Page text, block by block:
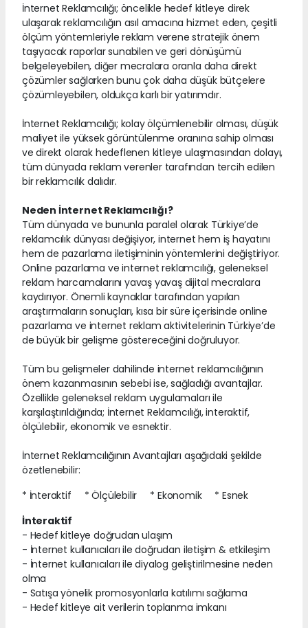
İnternet Reklamcılığı; öncelikle hedef kitleye direk
ulaşarak reklamcılığın asıl amacına hizmet eden, çeşitli
ölçüm yöntemleriyle reklam verene stratejik önem
taşıyacak raporlar sunabilen ve geri dönüşümü
belgeleyebilen, diğer mecralara oranla daha direkt
çözümler sağlarken bunu çok daha düşük bütçelere
çözümleyebilen, oldukça karlı bir yatırımdır.
İnternet Reklamcılığı; kolay ölçümlenebilir olması, düşük
maliyet ile yüksek görüntülenme oranına sahip olması
ve direkt olarak hedeflenen kitleye ulaşmasından dolayı,
tüm dünyada reklam verenler tarafından tercih edilen
bir reklamcılık dalıdır.
Neden İnternet Reklamcılığı?
Tüm dünyada ve bununla paralel olarak Türkiye’de
reklamcılık dünyası değişiyor, internet hem iş hayatını
hem de pazarlama iletişiminin yöntemlerini değiştiriyor.
Online pazarlama ve internet reklamcılığı, geleneksel
reklam harcamalarını yavaş yavaş dijital mecralara
kaydırıyor. Önemli kaynaklar tarafından yapılan
araştırmaların sonuçları, kısa bir süre içerisinde online
pazarlama ve internet reklam aktivitelerinin Türkiye’de
de büyük bir gelişme göstereceğini doğruluyor.
Tüm bu gelişmeler dahilinde internet reklamcılığının
önem kazanmasının sebebi ise, sağladığı avantajlar.
Özellikle geleneksel reklam uygulamaları ile
karşılaştırıldığında; İnternet Reklamcılığı, interaktif,
ölçülebilir, ekonomik ve esnektir.
İnternet Reklamcılığının Avantajları aşağıdaki şekilde
özetlenebilir:
* İnteraktif * Ölçülebilir * Ekonomik * Esnek
İnteraktif
- Hedef kitleye doğrudan ulaşım
- İnternet kullanıcıları ile doğrudan iletişim & etkileşim
- İnternet kullanıcıları ile diyalog geliştirilmesine neden
olma
- Satışa yönelik promosyonlarla katılımı sağlama
- Hedef kitleye ait verilerin toplanma imkanı